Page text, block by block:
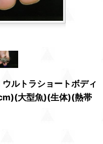
ウルトラショートボディ
大型魚)(生体)(熱帯